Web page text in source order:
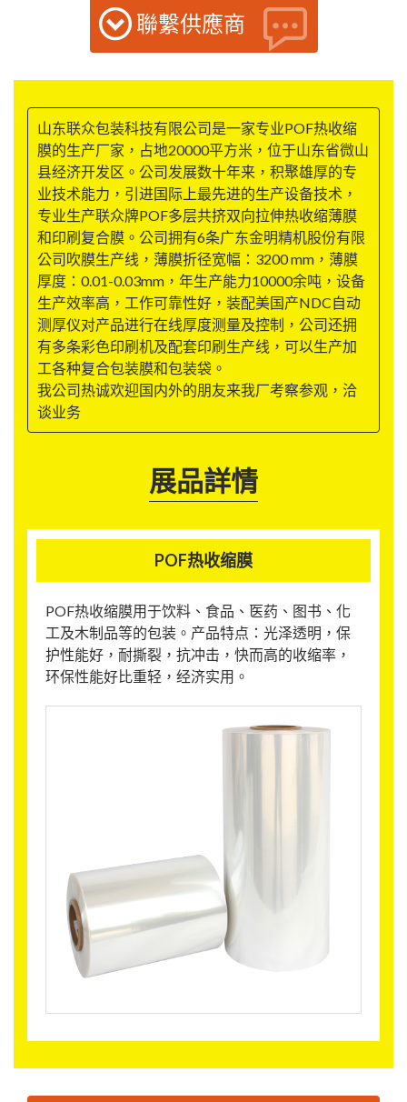
聯繫供應商
山东联众包装科技有限公司是一家专业POF热收缩
膜的生产厂家，占地20000平方米，位于山东省微山
县经济开发区。公司发展数十年来，积聚雄厚的专
业技术能力，引进国际上最先进的生产设备技术，
专业生产联众牌POF多层共挤双向拉伸热收缩薄膜
和印刷复合膜。公司拥有6条广东金明精机股份有限
公司吹膜生产线，薄膜折径宽幅：3200 mm，薄膜
厚度：0.01-0.03mm，年生产能力10000余吨，设备
生产效率高，工作可靠性好，装配美国产NDC自动
测厚仪对产品进行在线厚度测量及控制，公司还拥
有多条彩色印刷机及配套印刷生产线，可以生产加
工各种复合包装膜和包装袋。
我公司热诚欢迎国内外的朋友来我厂考察参观，洽
谈业务
展品詳情
POF热收缩膜
POF热收缩膜用于饮料、食品、医药、图书、化
工及木制品等的包装。产品特点：光泽透明，保
护性能好，耐撕裂，抗冲击，快而高的收缩率，
环保性能好比重轻，经济实用。